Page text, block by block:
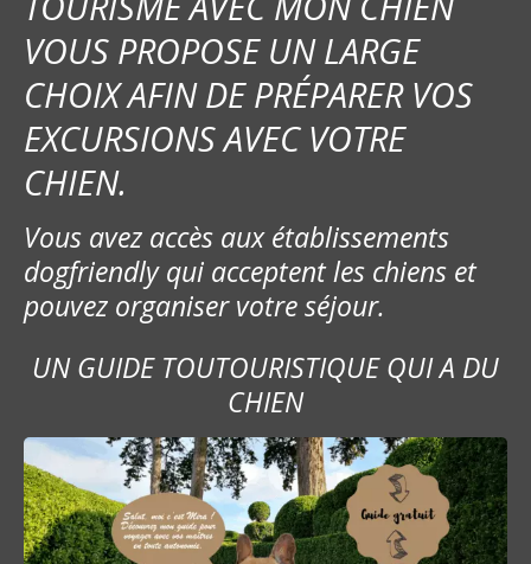
VOUS PROPOSE UN LARGE
CHOIX AFIN DE PRÉPARER VOS
EXCURSIONS AVEC VOTRE
CHIEN.
Vous avez accès aux établissements
dogfriendly qui acceptent les chiens et
pouvez organiser votre séjour.
UN GUIDE TOUTOURISTIQUE QUI A DU
CHIEN